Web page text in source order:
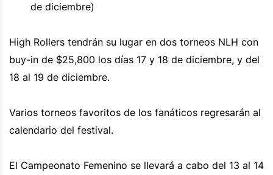
de diciembre)
High Rollers tendrán su lugar en dos torneos NLH con
buy-in de $25,800 los días 17 y 18 de diciembre, y del
18 al 19 de diciembre.
Varios torneos favoritos de los fanáticos regresarán al
calendario del festival.
El Campeonato Femenino se llevará a cabo del 13 al 14